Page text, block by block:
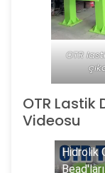
OTR
OTR Lastik
Videosu
Hidrolik